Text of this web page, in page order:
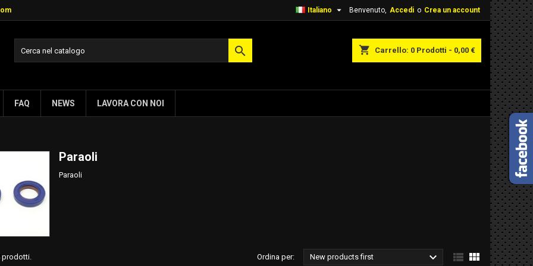
Benvenuto, Accedi o Crea un account
Italiano 
shopping_cart Carrello: 0 Prodotti - 0,00 €

FAQ NEWS LAVORA CON NOI
Paraoli
Paraoli
prodotti. Ordina per: New products first   